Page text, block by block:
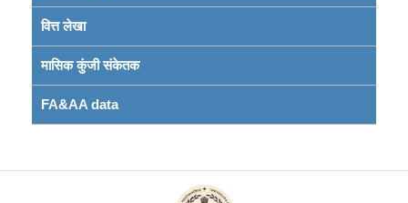
वित्त लेखा
मासिक कुंजी संकेतक
FA&AA data